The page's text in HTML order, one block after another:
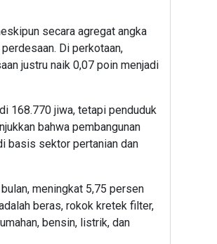
secara agregat angka
Di perkotaan,
justru naik 0,07 poin menjadi
168.770 jiwa, tetapi penduduk
bahwa pembangunan
basis sektor pertanian dan
meningkat 5,75 persen
beras, rokok kretek filter,
bensin, listrik, dan